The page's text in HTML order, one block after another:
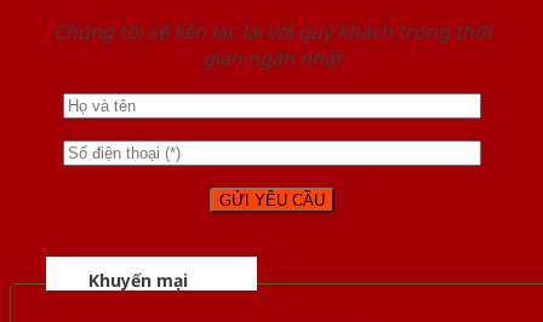
Chúng tôi sẽ liên lạc lại với quý khách trong thời
gian ngắn nhất
Khuyến mại